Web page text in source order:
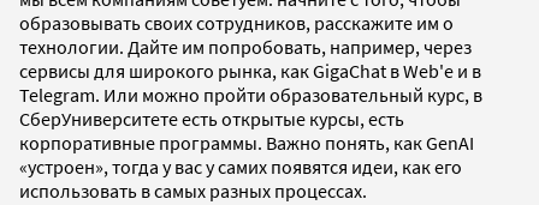
образовывать своих сотрудников, расскажите им о
технологии. Дайте им попробовать, например, через
сервисы для широкого рынка, как GigaChat в Web'е и в
Telegram. Или можно пройти образовательный курс, в
СберУниверситете есть открытые курсы, есть
корпоративные программы. Важно понять, как GenAI
«устроен», тогда у вас у самих появятся идеи, как его
использовать в самых разных процессах.